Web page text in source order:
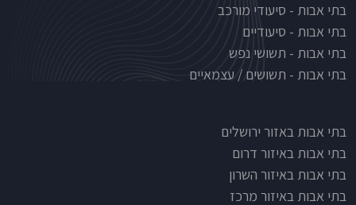
בתי אבות - סיעודי מורכב
בתי אבות - סיעודיים
בתי אבות - תשושי נפש
בתי אבות - תשושים / עצמאיים
בתי אבות לפי אזורים
בתי אבות באזור ירושלים
בתי אבות באיזור דרום
בתי אבות באיזור השרון
בתי אבות באיזור מרכז